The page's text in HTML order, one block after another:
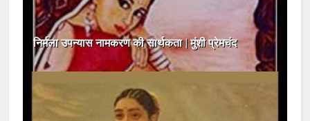
निर्मला उपन्यास नामकरण की सार्थकता | मुंशी प्रेमचंद